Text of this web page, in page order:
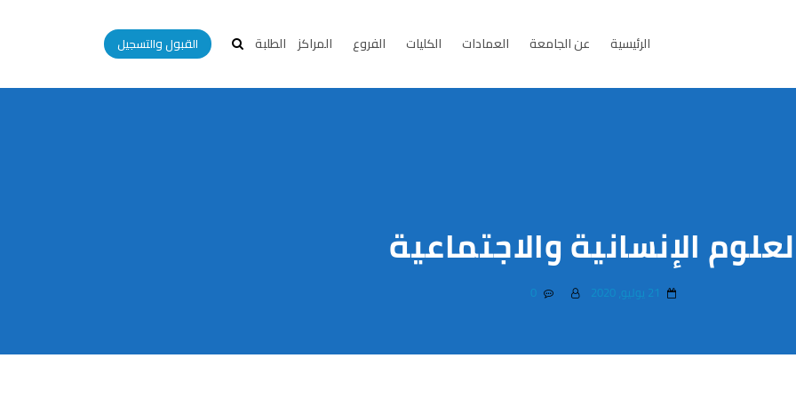
الرئيسية عن الجامعة العمادات الكليات الفروع المراكز الطلبة القبول والتسجيل
الإنسانية والاجتماعية
0